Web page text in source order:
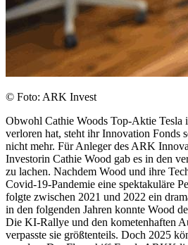
© Foto: ARK Invest
Obwohl Cathie Woods Top-Aktie Tesla
verloren hat, steht ihr Innovation Fonds
nicht mehr. Für Anleger des ARK
Investorin Cathie Wood gab es in den
zu lachen. Nachdem Wood und ihre
Covid-19-Pandemie eine spektakuläre
folgte zwischen 2021 und 2022 ein
in den folgenden Jahren konnte Wood
Die KI-Rallye und den kometenhaften
verpasste sie größtenteils. Doch 2025